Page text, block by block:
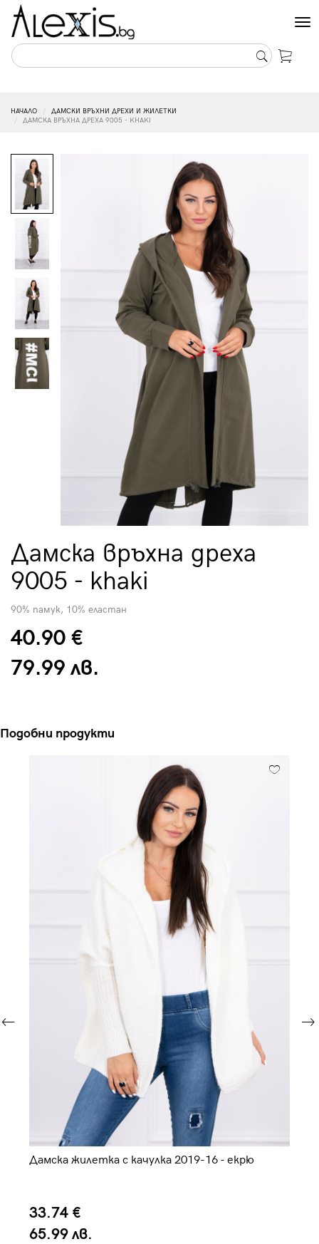
НАЧАЛО
ДАМСКИ ВРЪХНИ ДРЕХИ И ЖИЛЕТКИ
ДАМСКА ВРЪХНА ДРЕХА 9005 - KHAKI
Дамска връхна дреха
9005 - khaki
90% памук, 10% еластан
40.90 €
79.99 лв.
Подобни продукти
Дамска жилетка с качулка 2019-16 - екрю
33.74 €
65.99 лв.